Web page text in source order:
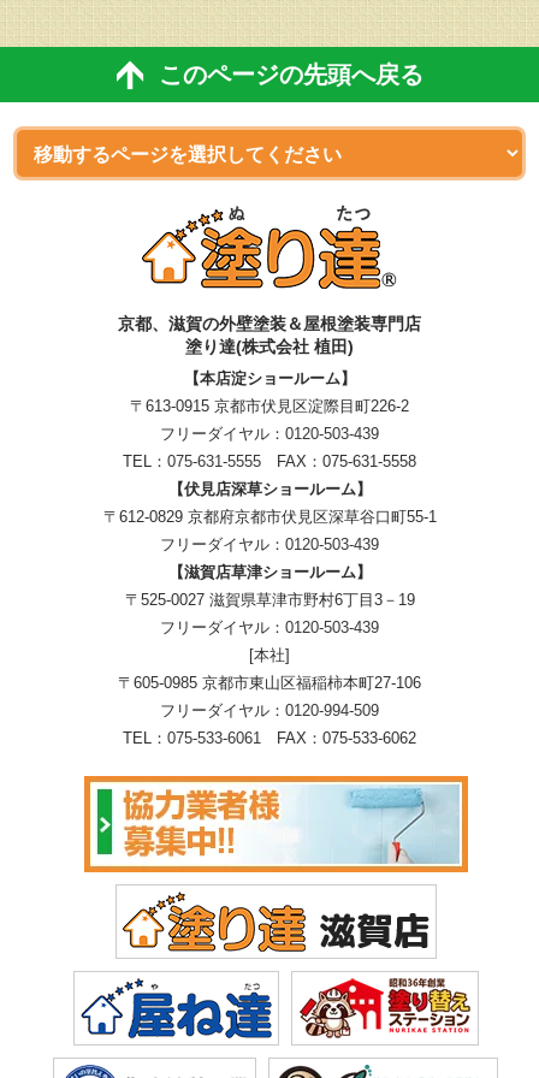
このページの先頭へ戻る
京都、滋賀の外壁塗装＆屋根塗装専門店
塗り達(株式会社 植田)
【本店淀ショールーム】
〒613-0915 京都市伏見区淀際目町226-2
フリーダイヤル： 0120-503-439
TEL： 075-631-5555 FAX：075-631-5558
【伏見店深草ショールーム】
〒612-0829 京都府京都市伏見区深草谷口町55-1
フリーダイヤル： 0120-503-439
【滋賀店草津ショールーム】
〒525-0027 滋賀県草津市野村6丁目3－19
フリーダイヤル： 0120-503-439
[本社]
〒605-0985 京都市東山区福稲柿本町27-106
フリーダイヤル： 0120-994-509
TEL： 075-533-6061 FAX：075-533-6062